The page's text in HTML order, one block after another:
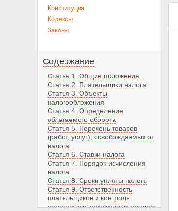
Конституция
Кодексы
Законы
Содержание
Статья 1. Общие положения.
Статья 2. Плательщики налога
Статья 3. Объекты
налогообложения
Статья 4. Определение
облагаемого оборота
Статья 5. Перечень товаров
(работ, услуг), освобождаемых от
налога.
Статья 6. Ставки налога
Статья 7. Порядок исчисления
налога
Статья 8. Сроки уплаты налога
Статья 9. Ответственность
плательщиков и контроль
налоговых и таможенных органов